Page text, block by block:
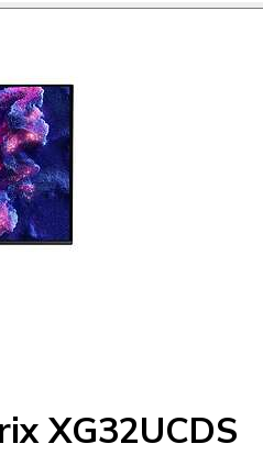
XG32UCDS